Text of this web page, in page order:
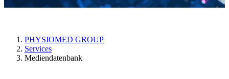
PHYSIOMED GROUP
Services
Mediendatenbank